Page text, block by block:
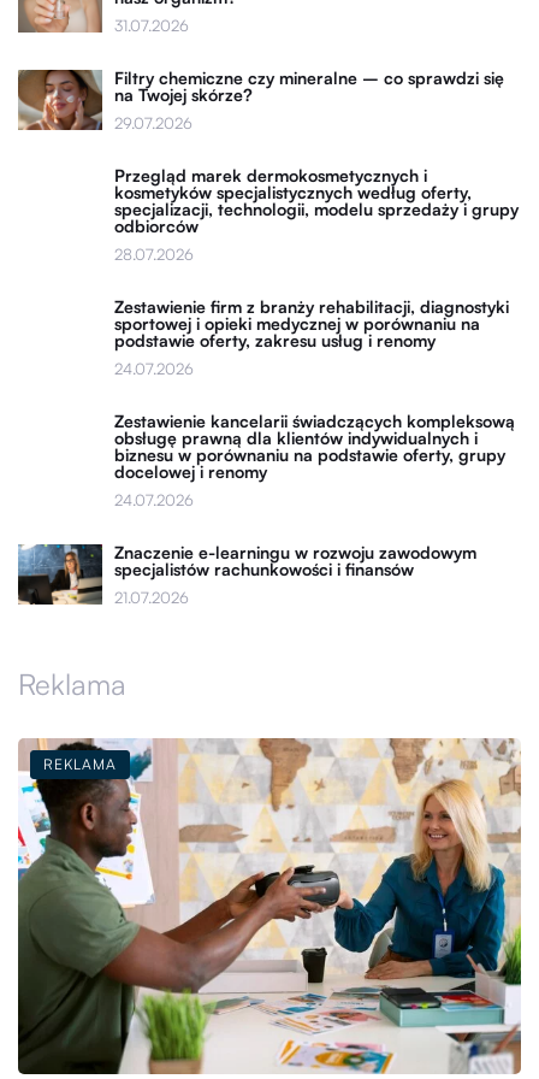
31.07.2026
Filtry chemiczne czy mineralne – co sprawdzi się
na Twojej skórze?
29.07.2026
Przegląd marek dermokosmetycznych i
kosmetyków specjalistycznych według oferty,
specjalizacji, technologii, modelu sprzedaży i grupy
odbiorców
28.07.2026
Zestawienie firm z branży rehabilitacji, diagnostyki
sportowej i opieki medycznej w porównaniu na
podstawie oferty, zakresu usług i renomy
24.07.2026
Zestawienie kancelarii świadczących kompleksową
obsługę prawną dla klientów indywidualnych i
biznesu w porównaniu na podstawie oferty, grupy
docelowej i renomy
24.07.2026
Znaczenie e-learningu w rozwoju zawodowym
specjalistów rachunkowości i finansów
21.07.2026
Reklama
REKLAMA